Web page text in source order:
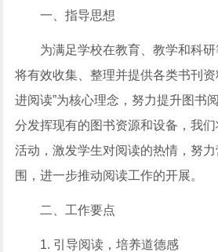
一、指导思想
为满足学校在教育、教学和科
将有效收集、整理并提供各类书刊资
进阅读”为核心理念，努力提升图书
分发挥现有的图书资源和设备，我
活动，激发学生对阅读的热情，努
围，进一步推动阅读工作的开展。
二、工作要点
1. 引导阅读，培养道德感